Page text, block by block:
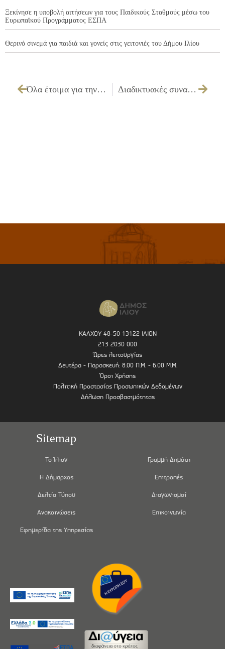
Ξεκίνησε η υποβολή αιτήσεων για τους Παιδικούς Σταθμούς μέσω του
Ευρωπαϊκού Προγράμματος ΕΣΠΑ
Θερινό σινεμά για παιδιά και γονείς στις γειτονιές του Δήμου Ιλίου
Όλα έτοιμα για την επιστροφή των μαθητών σε Δημοτικά, Νηπιαγωγεία και Παιδικούς Σταθμούς του Δήμου Ιλίου Διαδικτυακές συναντήσεις της Ακαδημίας Γονέων Δήμου Ιλίου «Από το Α έως το Ω»
ΚΑΛΧΟΥ 48-50 13122 ΙΛΙΟΝ
213 2030 000
Ώρες λειτουργίας
Δευτέρα - Παρασκευή: 8.00 Π.Μ. - 6.00 Μ.Μ.
Όροι Χρήσης
Πολιτική Προστασίας Προσωπικών Δεδομένων
Δήλωση Προσβασιμότητας
Sitemap
Το Ίλιον
Η Δήμαρχος
Δελτία Τύπου
Ανακοινώσεις
Εφημερίδα της Υπηρεσίας
Γραμμή Δημότη
Επιτροπές
Διαγωνισμοί
Επικοινωνία